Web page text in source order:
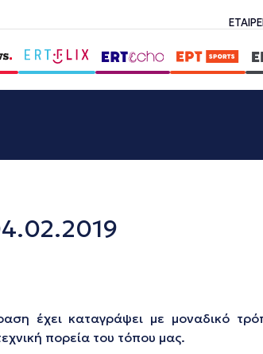
έχει καταγράψει με μοναδικό
πορεία του τόπου μας.